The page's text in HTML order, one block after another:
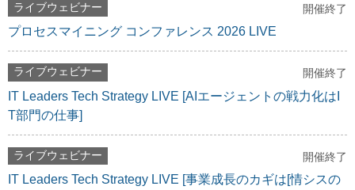
ライブウェビナー 開催終了
プロセスマイニング コンファレンス 2026 LIVE
ライブウェビナー 開催終了
IT Leaders Tech Strategy LIVE [AIエージェントの戦力化はI
T部門の仕事]
ライブウェビナー 開催終了
IT Leaders Tech Strategy LIVE [事業成長のカギは[情シスの